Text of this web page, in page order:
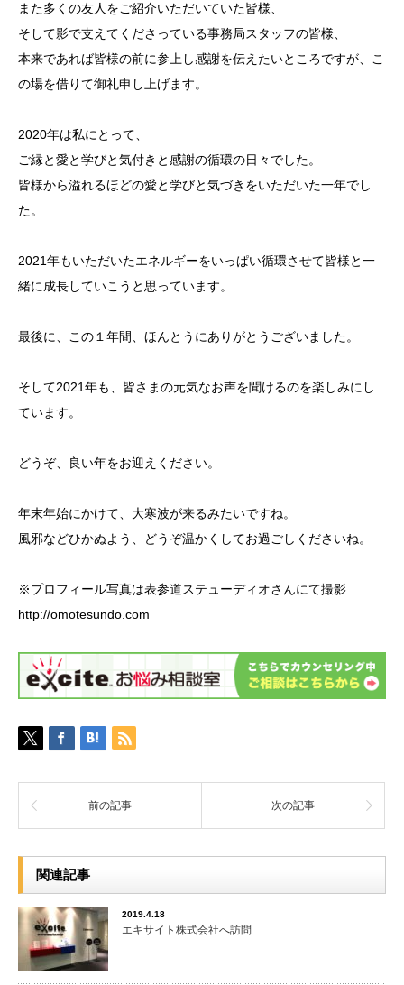
また多くの友人をご紹介いただいていた皆様、
そして影で支えてくださっている事務局スタッフの皆様、
本来であれば皆様の前に参上し感謝を伝えたいところですが、こ
の場を借りて御礼申し上げます。
2020年は私にとって、
ご縁と愛と学びと気付きと感謝の循環の日々でした。
皆様から溢れるほどの愛と学びと気づきをいただいた一年でし
た。
2021年もいただいたエネルギーをいっぱい循環させて皆様と一
緒に成長していこうと思っています。
最後に、この１年間、ほんとうにありがとうございました。
そして2021年も、皆さまの元気なお声を聞けるのを楽しみにし
ています。
どうぞ、良い年をお迎えください。
年末年始にかけて、大寒波が来るみたいですね。
風邪などひかぬよう、どうぞ温かくしてお過ごしくださいね。
※プロフィール写真は表参道ステューディオさんにて撮影
http://omotesundo.com
前の記事 次の記事
関連記事
2019.4.18
エキサイト株式会社へ訪問